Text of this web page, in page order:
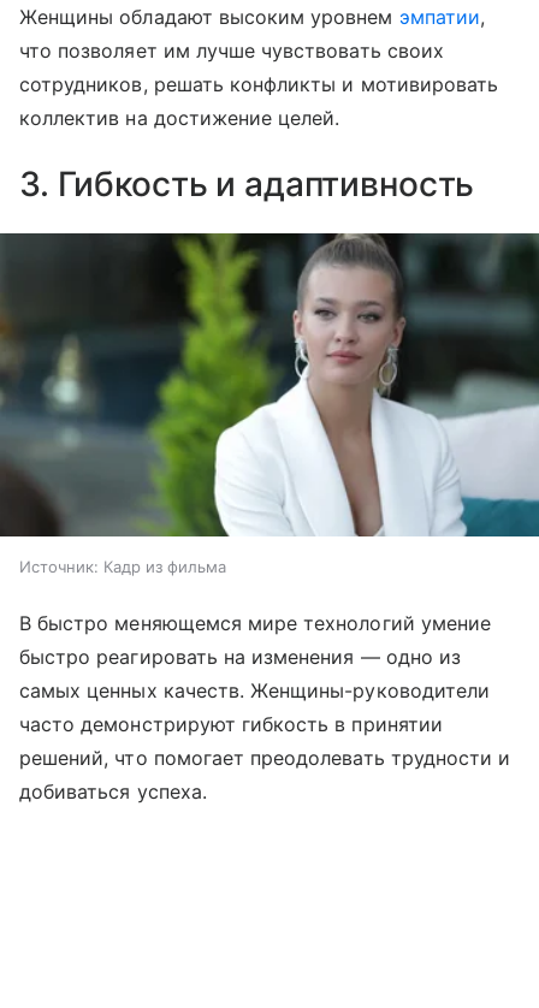
Женщины обладают высоким уровнем эмпатии,
что позволяет им лучше чувствовать своих
сотрудников, решать конфликты и мотивировать
коллектив на достижение целей.
3. Гибкость и адаптивность
Источник: Кадр из фильма
В быстро меняющемся мире технологий умение
быстро реагировать на изменения — одно из
самых ценных качеств. Женщины-руководители
часто демонстрируют гибкость в принятии
решений, что помогает преодолевать трудности и
добиваться успеха.